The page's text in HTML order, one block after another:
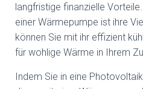
langfristige finanzielle
einer Wärmepumpe ist ihre
können Sie mit ihr effizient
für wohlige Wärme in Ihrem
Indem Sie in eine